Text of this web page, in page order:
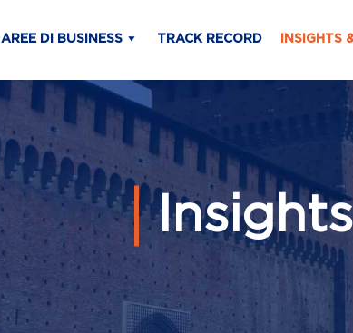
AREE DI BUSINESS TRACK RECORD INSIGHTS
Insights